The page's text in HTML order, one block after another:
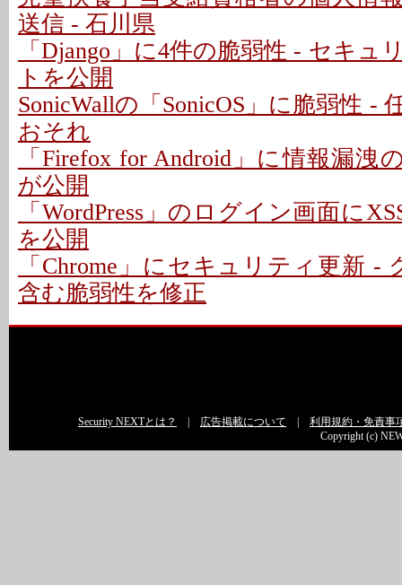
送信 - 石川県
「Django」に4件の脆弱性 - セキュ
トを公開
SonicWallの「SonicOS」に脆弱性 -
おそれ
「Firefox for Android」に情報漏洩
が公開
「WordPress」のログイン画面に
を公開
「Chrome」にセキュリティ更新 -
含む脆弱性を修正
Security NEXTとは？ 広告掲載について
利用規約・免責事
Copyright (c)